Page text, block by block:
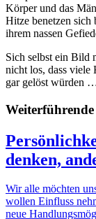
Körper und das
Hitze benetzen sich
ihrem nassen
Sich selbst ein Bild
nicht los, dass
gar gelöst würden
denken,
Wir alle möchten
wollen Einfluss
neue